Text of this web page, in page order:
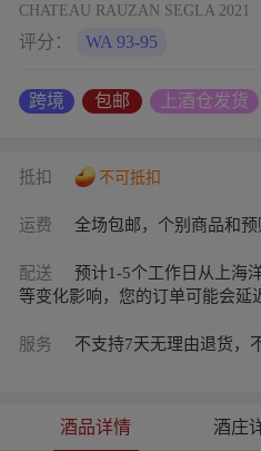
CHATEAU RAUZAN SEGLA 2021
评分： WA 93-95
跨境 包邮 上酒仓发货
抵扣 不可抵扣
运费 全场包邮，个别商品和预
配送
预计1-5个工作日从上海
等变化影响，您的订单可能会延
服务 不支持7天无理由退货，
酒品详情 酒庄